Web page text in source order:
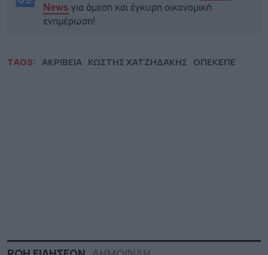
News για άμεση και έγκυρη οικονομική
ενημέρωση!
TAGS: ΑΚΡΙΒΕΙΑ ΚΩΣΤΗΣ ΧΑΤΖΗΔΑΚΗΣ ΟΠΕΚΕΠΕ